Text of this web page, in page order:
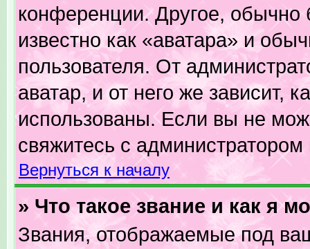
конференции. Другое, обычно
известно как «аватара» и
пользователя. От
аватар, и от него же зависит,
использованы. Если вы не
свяжитесь с
Вернуться к началу
» Что такое звание и как я
Звания, отображаемые под